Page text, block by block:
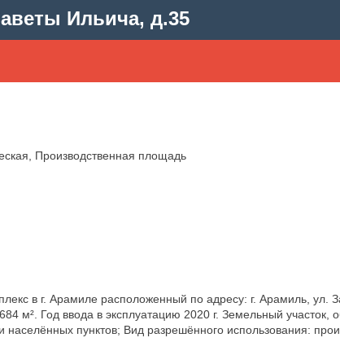
Ильича, д.35
Производственная площадь
в г. Арамиле расположенный по адресу: г. Арамиль, ул.
м². Год ввода в эксплуатацию 2020 г. Земельный
населённых пунктов; Вид разрешённого использования: